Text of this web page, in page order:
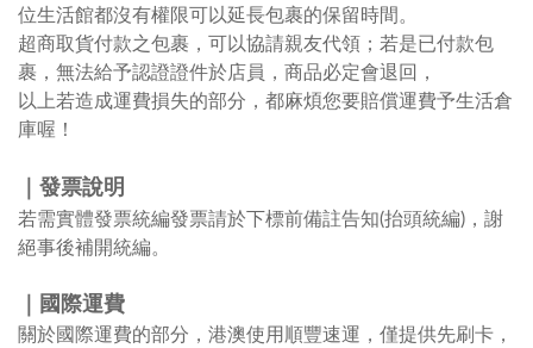
位生活館都沒有權限可以延長包裹的保留時間 。
超商取貨付款之包裹 ，可以協請親友代領；若是已付款包
裹，無法給予認證證件於店員，商品必定會退回，
以上若造成運費損失的部分，都麻煩您要賠償運費予生活倉
庫喔！
｜發票說明
若需實體發票統編發票請於下標前備註告知(抬頭統編) ，謝
絕事後補開統編。
｜國際運費
關於國際運費的部分，港澳使用順豐速運，僅提供先刷卡，